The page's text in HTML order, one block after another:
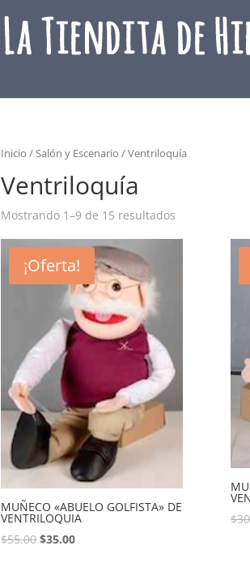
Inicio /Salón y Escenario / Ventriloquía
Ventriloquía
Mostrando 1–9 de 15 resultados
¡Oferta!
MUÑECO «ABUELO GOLFISTA» DE
VENTRILOQUIA
$55.00 $35.00
$